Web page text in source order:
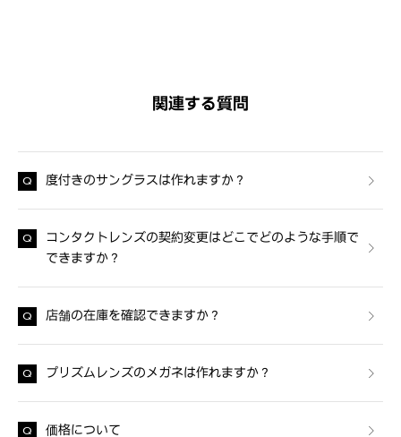
関連する質問
度付きのサングラスは作れますか？
コンタクトレンズの契約変更はどこでどのような手順で
できますか？
店舗の在庫を確認できますか？
プリズムレンズのメガネは作れますか？
価格について